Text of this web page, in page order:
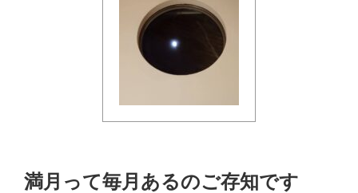
満月って毎月あるのご存知です